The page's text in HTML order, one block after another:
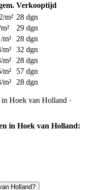
Verkooptijd
m² 28 dgn
29 dgn
m²
28 dgn
m² 32 dgn
m²
28 dgn
m²
57 dgn
m² 28 dgn
Hoek van Holland ·
in Hoek van Holland:
Holland?